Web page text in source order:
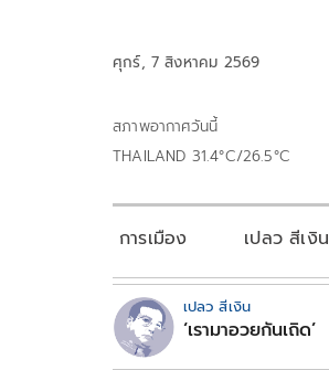
ศุกร์, 7 สิงหาคม 2569
สภาพอากาศวันนี้
THAILAND 31.4°C/26.5°C
การเมือง เปลว สีเงิน
เปลว สีเงิน
‘เรามาอวยกันเถิด’